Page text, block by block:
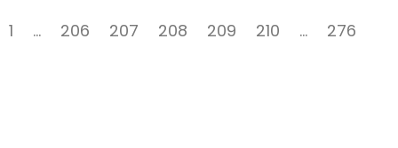
1 … 206 207 208 209 210 … 276